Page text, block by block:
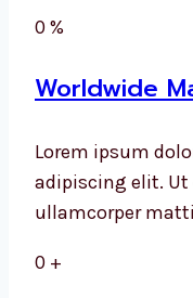
0 %
Worldwide
Lorem ipsum
adipiscing elit.
ullamcorper
0 +